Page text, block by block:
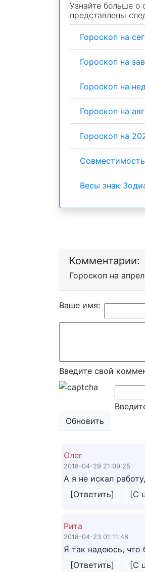
Узнайте больше о
представлены
Гороскоп на
Гороскоп на
Гороскоп на
Гороскоп на
Гороскоп на
Весы знак
Комментарии:
Гороскоп на
Ваше имя:
Введите свой
Обновить
Олег
2018-04-29 21:09:25
А я не искал
[Ответить]
[С
Рита
2018-04-23 01:11:46
Я так надеюсь, что
[Ответить]
[С